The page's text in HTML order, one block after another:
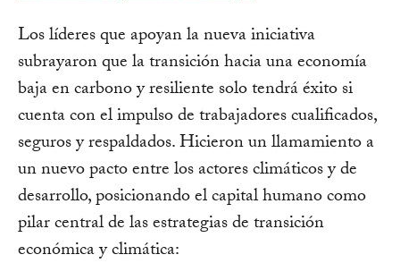
Los líderes que apoyan la nueva iniciativa
subrayaron que la transición hacia una economía
baja en carbono y resiliente solo tendrá éxito si
cuenta con el impulso de trabajadores cualificados,
seguros y respaldados. Hicieron un llamamiento a
un nuevo pacto entre los actores climáticos y de
desarrollo, posicionando el capital humano como
pilar central de las estrategias de transición
económica y climática: